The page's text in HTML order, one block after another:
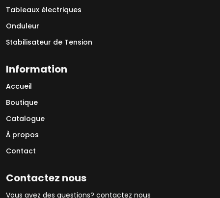
Tableaux électriques
Onduleur
Stabilisateur de Tension
Information
Accueil
Boutique
Catalogue
À propos
Contact
Contactez nous
Vous avez des questions? contactez nous